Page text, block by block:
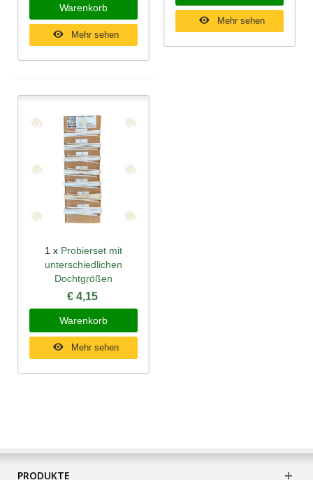
Warenkorb
Mehr sehen
Mehr sehen
1 x Probierset mit
unterschiedlichen
Dochtgrößen
€ 4,15
Warenkorb
Mehr sehen
PRODUKTE